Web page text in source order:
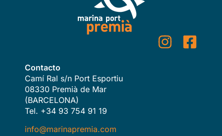
Contacto
Camí Ral s/n Port Esportiu
08330 Premià de Mar
(BARCELONA)
Tel. +34 93 754 91 19
info@marinapremia.com